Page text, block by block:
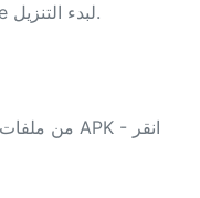
انقر على "موافق" في متصفح Chrome لبدء التنزيل.